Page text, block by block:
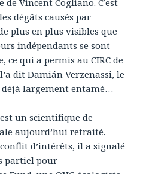
dégâts causés par
plus en plus visibles que
indépendants se sont
ce qui a permis au CIRC de
dit Damián Verzeñassi, le
largement entamé…
un scientifique de
aujourd’hui retraité.
d’intérêts, il a signalé
partiel pour